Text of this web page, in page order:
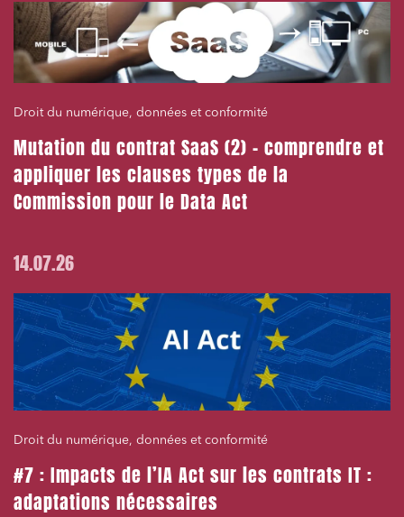
Droit du numérique, données et conformité
Mutation du contrat SaaS (2) – comprendre et
appliquer les clauses types de la
Commission pour le Data Act
14.07.26
Droit du numérique, données et conformité
#7 : Impacts de l’IA Act sur les contrats IT :
adaptations nécessaires